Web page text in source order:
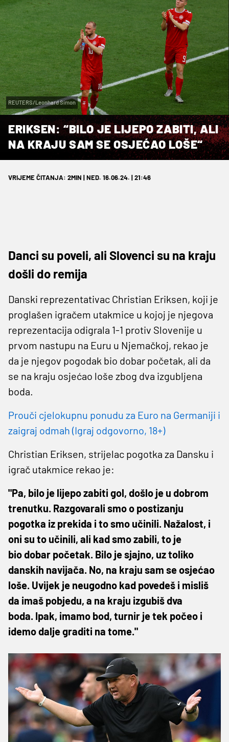
REUTERS/Leonhard Simon
ERIKSEN: “BILO JE LIJEPO ZABITI, ALI
NA KRAJU SAM SE OSJEĆAO LOŠE“
VRIJEME ČITANJA: 2MIN | NED. 16.06.24. | 21:46
Danci su poveli, ali Slovenci su na kraju
došli do remija
Danski reprezentativac Christian Eriksen, koji je
proglašen igračem utakmice u kojoj je njegova
reprezentacija odigrala 1-1 protiv Slovenije u
prvom nastupu na Euru u Njemačkoj, rekao je
da je njegov pogodak bio dobar početak, ali da
se na kraju osjećao loše zbog dva izgubljena
boda.
Prouči cjelokupnu ponudu za Euro na Germaniji i
zaigraj odmah (Igraj odgovorno, 18+)
Christian Eriksen, strijelac pogotka za Dansku i
igrač utakmice rekao je:
"Pa, bilo je lijepo zabiti gol, došlo je u dobrom
trenutku. Razgovarali smo o postizanju
pogotka iz prekida i to smo učinili. Nažalost, i
oni su to učinili, ali kad smo zabili, to je
bio dobar početak. Bilo je sjajno, uz toliko
danskih navijača. No, na kraju sam se osjećao
loše. Uvijek je neugodno kad povedeš i misliš
da imaš pobjedu, a na kraju izgubiš dva
boda. Ipak, imamo bod, turnir je tek počeo i
idemo dalje graditi na tome."